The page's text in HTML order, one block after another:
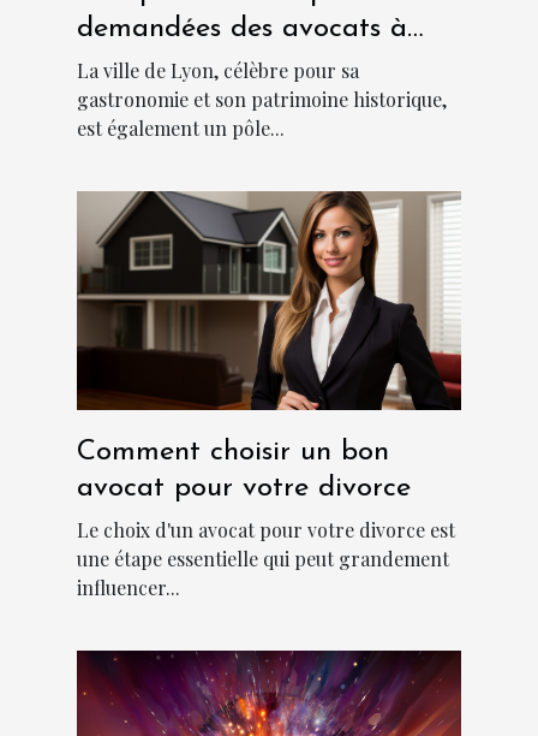
demandées des avocats à
Lyon
La ville de Lyon, célèbre pour sa
gastronomie et son patrimoine historique,
est également un pôle...
Comment choisir un bon
avocat pour votre divorce
Le choix d'un avocat pour votre divorce est
une étape essentielle qui peut grandement
influencer...